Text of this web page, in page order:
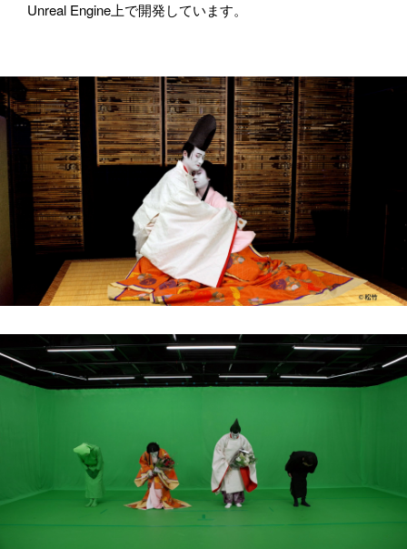
Unreal Engine上で開発しています。
お問い合わせ内容
送信